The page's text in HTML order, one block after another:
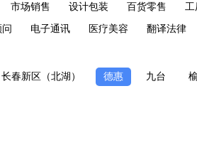
市场销售 设计包装 百货零售 工
电子通讯 医疗美容 翻译法律
长春新区（北湖） 德惠 九台